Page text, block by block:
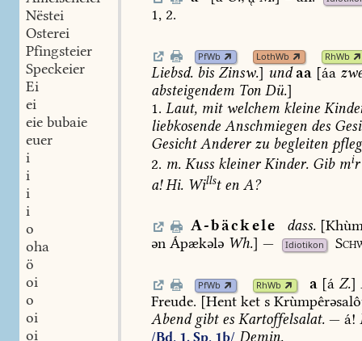
Nëstei
Osterei
Pfingsteier
Speckeier
Ei
ei
eie bubaie
euer
i
i
i
i
o
oha
ö
oi
o
oi
oi
1, 2.
PfWb LothWb RhWb
Liebsd. bis Zinsw.] und aa [áa
absteigendem Ton Dü.]
1. Laut, mitwelchem kleine
liebkosende Anschmiegen des
GesichtAndererzu begleiten
2. m. Kuss kleinerKinder. Gibmir
a! Hi. Willsten A?
A-bäckele dass.
ən Ápækələ Wh.] — Idiotikon
PfWb RhWb a [á Z.]
Freude. [Hent ket s
Abendgibtes Kartoffelsalat. — á!
/Bd. 1, Sp. 1b/ Demin.